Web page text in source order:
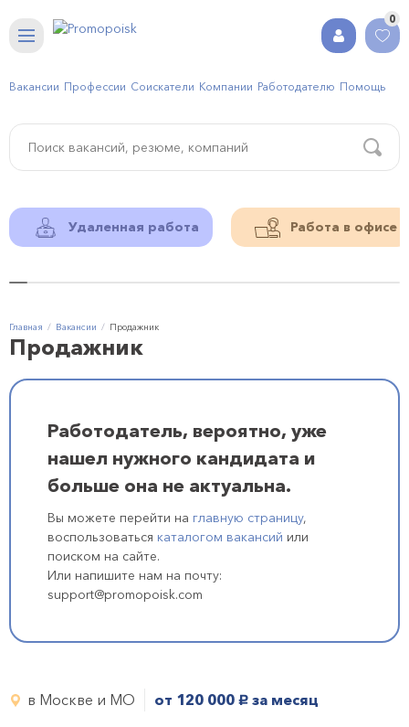
0
Вакансии Профессии Соискатели Компании Работодателю Помощь
Удаленная работа Работа в офисе
Главная Вакансии Продажник
Продажник
Работодатель, вероятно, уже
нашел нужного кандидата и
больше она не актуальна.
Вы можете перейти на главную страницу,
воспользоваться каталогом вакансий или
поиском на сайте.
Или напишите нам на почту:
support@promopoisk.com
в Москве и МО от 120 000 руб. за месяц